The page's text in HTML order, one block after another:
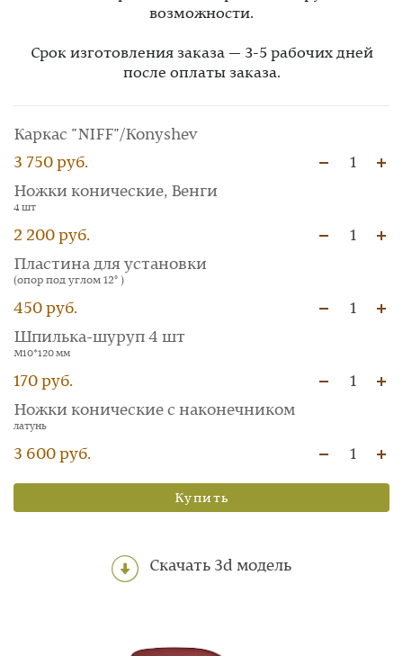
возможности.
Срок изготовления заказа — 3-5 рабочих дней
после оплаты заказа.
Каркас "NIFF"/Konyshev
3 750 руб.
1
Ножки конические, Венги
4 шт
2 200 руб.
1
Пластина для установки
(опор под углом 12° )
450 руб.
1
Шпилька-шуруп 4 шт
М10*120 мм
170 руб.
1
Ножки конические с наконечником
латунь
3 600 руб. 1
Купить
Скачать 3d модель